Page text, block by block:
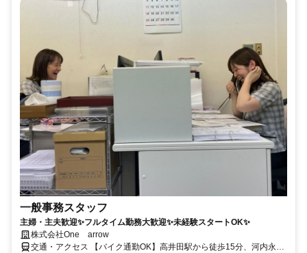
一般事務スタッフ
主婦・主夫歓迎✨フルタイム勤務大歓迎✨未経験スタートOK✨
株式会社One arrow
交通・アクセス 【バイク通勤OK】高井田駅から徒歩15分、河内永和